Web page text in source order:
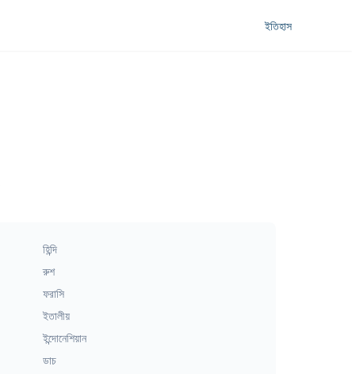
ইতিহাস
হিন্দি
রুশ
ফরাসি
ইতালীয়
ইন্দোনেশিয়ান
ডাচ